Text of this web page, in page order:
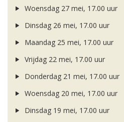
Woensdag 27 mei, 17.00 uur
Dinsdag 26 mei, 17.00 uur
Maandag 25 mei, 17.00 uur
Vrijdag 22 mei, 17.00 uur
Donderdag 21 mei, 17.00 uur
Woensdag 20 mei, 17.00 uur
Dinsdag 19 mei, 17.00 uur